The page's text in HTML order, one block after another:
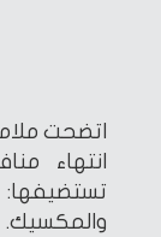
تستضيفها:
والمكسيك.